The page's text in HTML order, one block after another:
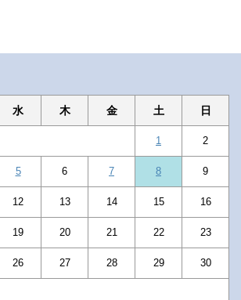
水 木 金 土 日
1 2
5 6 7 8 9
12 13 14 15 16
19 20 21 22 23
26 27 28 29 30